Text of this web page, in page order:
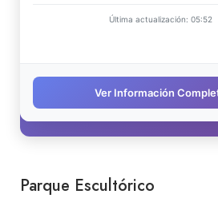
Parque Escultórico